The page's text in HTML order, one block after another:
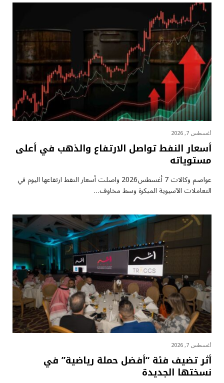
أغسطس 7, 2026
أسعار النفط تواصل الارتفاع والذهب في أعلى
مستوياته
عواصم وكالات 7 أغسطس2026 واصلت أسعار ⁠النفط ارتفاعها اليوم في
التعاملات الآسيوية المبكرة وسط مخاوف…
أغسطس 7, 2026
أثر تضيف فئة “أفضل حملة رياضية” في
نسختها الجديدة